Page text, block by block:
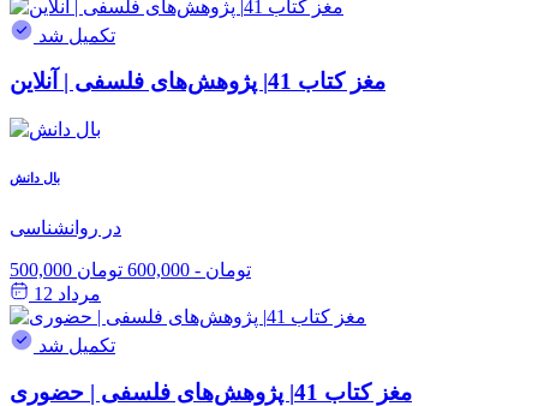
تکمیل شد
مغز کتاب 41| پژوهش‌های فلسفی | آنلاین
بال دانش
در روانشناسی
500,000 تومان - 600,000 تومان
مرداد 12
تکمیل شد
مغز کتاب 41| پژوهش‌های فلسفی | حضوری